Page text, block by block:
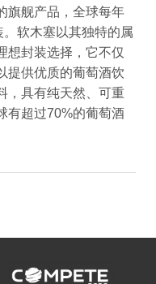
旗舰产品，全球每年
软木塞以其独特的属
想封装选择，它不仅
提供优质的葡萄酒饮
，具有纯天然、可重
有超过70%的葡萄酒